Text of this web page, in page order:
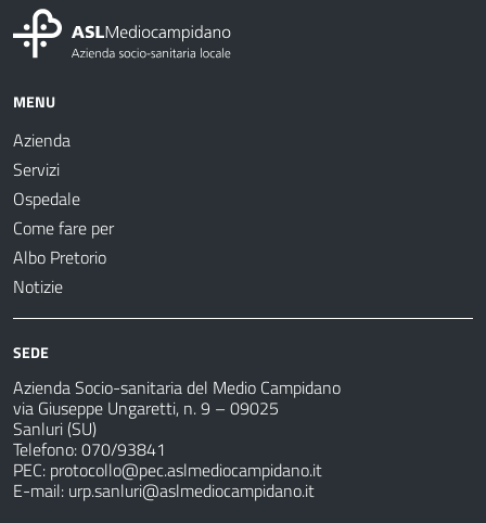
MENU
Azienda
Servizi
Ospedale
Come fare per
Albo Pretorio
Notizie
SEDE
Azienda Socio-sanitaria del Medio Campidano
via Giuseppe Ungaretti, n. 9 – 09025
Sanluri (SU)
Telefono: 070/93841
PEC: protocollo@pec.aslmediocampidano.it
E-mail: urp.sanluri@aslmediocampidano.it